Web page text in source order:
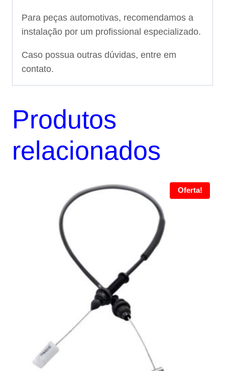
Para peças automotivas, recomendamos a
instalação por um profissional especializado.
Caso possua outras dúvidas, entre em
contato.
Produtos
relacionados
Oferta!